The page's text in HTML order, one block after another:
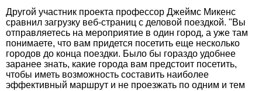
Другой участник проекта профессор Джеймс Микенс
сравнил загрузку веб-страниц с деловой поездкой. "Вы
отправляетесь на мероприятие в один город, а уже там
понимаете, что вам придется посетить еще несколько
городов до конца поездки. Было бы гораздо удобнее
заранее знать, какие города вам предстоит посетить,
чтобы иметь возможность составить наиболее
эффективный маршрут и не проезжать по одним и тем